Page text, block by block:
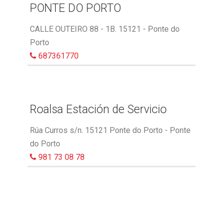
PONTE DO PORTO
CALLE OUTEIRO 88 - 1B. 15121 - Ponte do
Porto
687361770
Roalsa Estación de Servicio
Rúa Curros s/n. 15121 Ponte do Porto - Ponte
do Porto
981 73 08 78